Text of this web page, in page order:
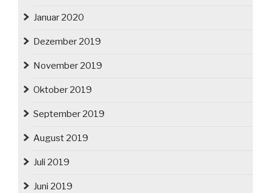
Januar 2020
Dezember 2019
November 2019
Oktober 2019
September 2019
August 2019
Juli 2019
Juni 2019